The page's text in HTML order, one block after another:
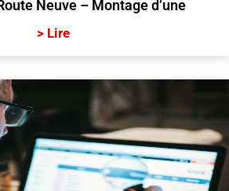
Neuve – Montage d’une
> Lire